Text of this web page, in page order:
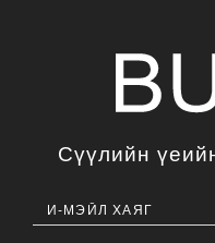
Сүүлийн